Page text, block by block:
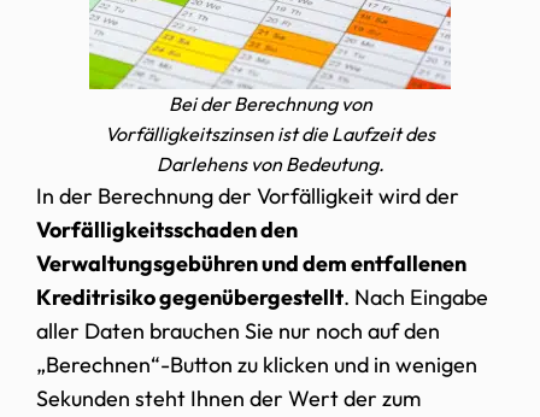
Bei der Berechnung von
Vorfälligkeitszinsen ist die Laufzeit des
Darlehens von Bedeutung.
In der Berechnung der Vorfälligkeit wird der
Vorfälligkeitsschaden den
Verwaltungsgebühren und dem entfallenen
Kreditrisiko gegenübergestellt. Nach Eingabe
aller Daten brauchen Sie nur noch auf den
„Berechnen“-Button zu klicken und in wenigen
Sekunden steht Ihnen der Wert der zum